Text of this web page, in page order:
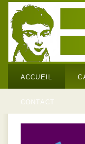
ACCUEIL
CONTACT